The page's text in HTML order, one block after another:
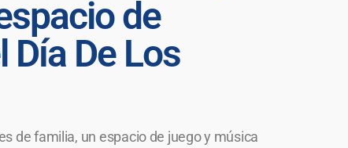
de
De Los
de familia, un espacio de juego y música